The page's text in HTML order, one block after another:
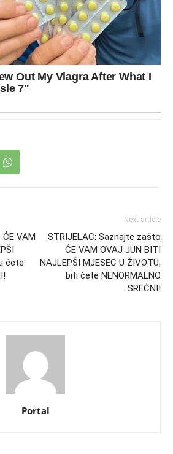
VAM
čete
Next article
STRIJELAC: Saznajte zašto
ĆE VAM OVAJ JUN BITI
NAJLEPŠI MJESEC U ŽIVOTU,
biti čete NENORMALNO
SREĆNI!
Portal